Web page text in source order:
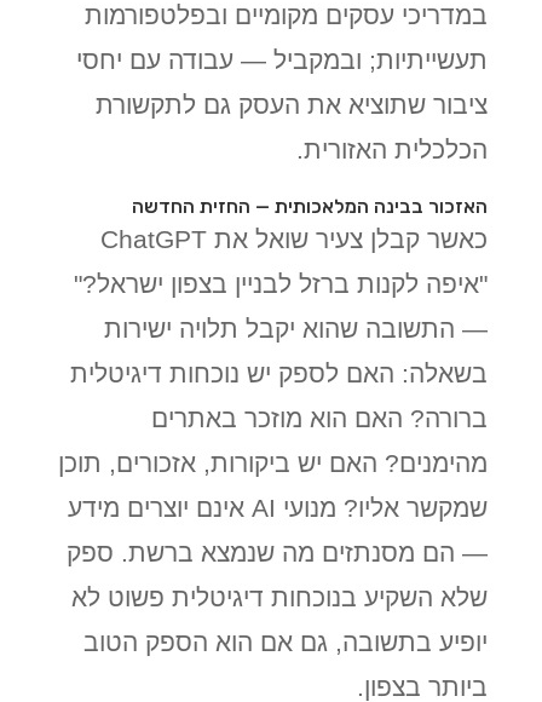
במדריכי עסקים מקומיים ובפלטפורמות
תעשייתיות; ובמקביל — עבודה עם יחסי
ציבור שתוציא את העסק גם לתקשורת
הכלכלית האזורית.
האזכור בבינה המלאכותית — החזית החדשה
כאשר קבלן צעיר שואל את ChatGPT
"איפה לקנות ברזל לבניין בצפון ישראל?"
— התשובה שהוא יקבל תלויה ישירות
בשאלה: האם לספק יש נוכחות דיגיטלית
ברורה? האם הוא מוזכר באתרים
מהימנים? האם יש ביקורות, אזכורים, תוכן
שמקשר אליו? מנועי AI אינם יוצרים מידע
— הם מסנתזים מה שנמצא ברשת. ספק
שלא השקיע בנוכחות דיגיטלית פשוט לא
יופיע בתשובה, גם אם הוא הספק הטוב
ביותר בצפון.